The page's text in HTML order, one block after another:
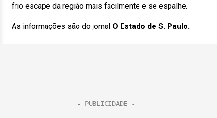
frio escape da região mais facilmente e se espalhe.
As informações são do jornal O Estado de S. Paulo.